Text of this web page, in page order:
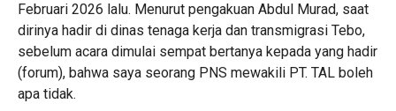
Februari 2026 lalu. Menurut pengakuan Abdul Murad, saat
dirinya hadir di dinas tenaga kerja dan transmigrasi Tebo,
sebelum acara dimulai sempat bertanya kepada yang hadir
(forum), bahwa saya seorang PNS mewakili PT. TAL boleh
apa tidak.